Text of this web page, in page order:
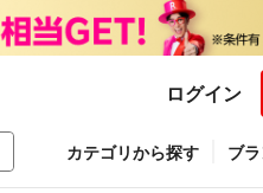
ログイン
カテゴリから探す ブ